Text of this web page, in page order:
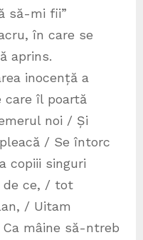
să-mi fii”
în care se
aprins.
inocență a
care îl poartă
noi / Și
/ Se întorc
copiii singuri
de ce, / tot
/ Uitam
mâine să-ntreb